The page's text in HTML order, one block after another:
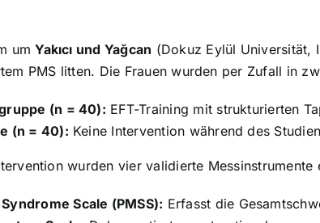
umYakıcı und Yağcan (Dokuz Eylül Universität,
PMS litten. Die Frauen wurden per Zufall in
(n = 40): EFT-Training mit strukturierten
(n = 40): Keine Intervention während des
wurden vier validierte Messinstrumente
Scale (PMSS): Erfasst die